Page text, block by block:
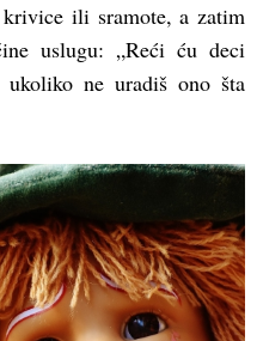
ili sramote, a zatim
uslugu: „Reći ću deci
ne uradiš ono šta